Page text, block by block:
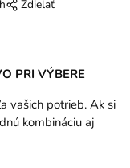
Zdielať
PRI VÝBERE
vašich potrieb. Ak si
kombináciu aj